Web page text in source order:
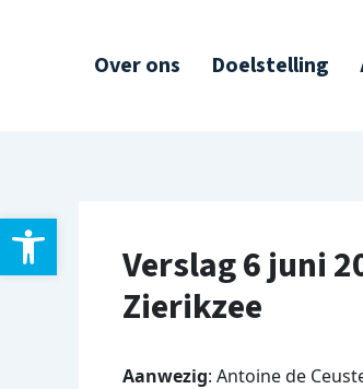
Toolbar openen
Over ons Doelstelling
Verslag 6 juni
Zierikzee
Aanwezig: Antoine de